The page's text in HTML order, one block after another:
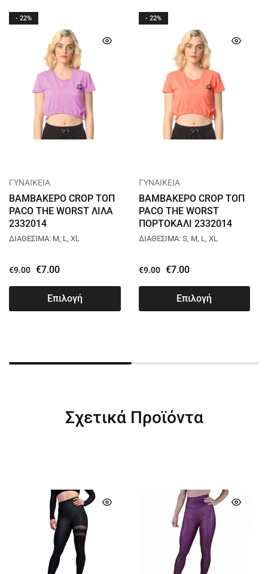
- 22%
ΓΥΝΑΙΚΕΙΑ
ΒΑΜΒΑΚΕΡΟ CROP ΤΟΠ
PACO THE WORST ΛΙΛΑ
2332014
ΔΙΑΘΕΣΙΜΑ: M, L, XL
€9.00 €7.00
Επιλογή
- 22%
ΓΥΝΑΙΚΕΙΑ
ΒΑΜΒΑΚΕΡΟ CROP ΤΟΠ
PACO THE WORST
ΠΟΡΤΟΚΑΛΙ 2332014
ΔΙΑΘΕΣΙΜΑ: S, M, L, XL
€9.00 €7.00
Επιλογή
Σχετικά Προϊόντα